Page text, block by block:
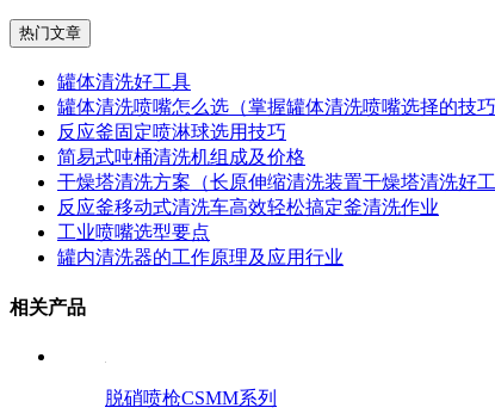
热门文章
罐体清洗好工具
罐体清洗喷嘴怎么选（掌握罐体清洗喷嘴选择的技巧
反应釜固定喷淋球选用技巧
简易式吨桶清洗机组成及价格
干燥塔清洗方案（长原伸缩清洗装置干燥塔清洗好工
反应釜移动式清洗车高效轻松搞定釜清洗作业
工业喷嘴选型要点
罐内清洗器的工作原理及应用行业
相关产品
脱硝喷枪CSMM系列